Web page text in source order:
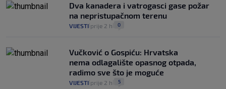
Dva kanadera i vatrogasci gase požar
na nepristupačnom terenu
VIJESTI prije 2 h 0
Vučković o Gospiću: Hrvatska
nema odlagalište opasnog otpada,
radimo sve što je moguće
VIJESTI prije 2 h 5